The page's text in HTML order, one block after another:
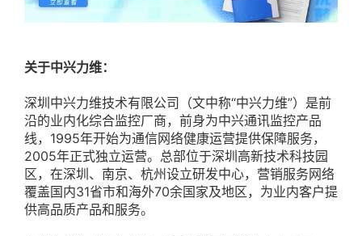
关于中兴力维：
深圳中兴力维技术有限公司（文中称“中兴力维”）是前
沿的业内化综合监控厂商，前身为中兴通讯监控产品
线，1995年开始为通信网络健康运营提供保障服务，
2005年正式独立运营。总部位于深圳高新技术科技园
区，在深圳、南京、杭州设立研发中心，营销服务网络
覆盖国内31省市和海外70余国家及地区，为业内客户提
供高品质产品和服务。